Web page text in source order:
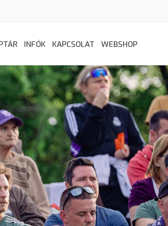
INFÓK KAPCSOLAT WEBSHOP